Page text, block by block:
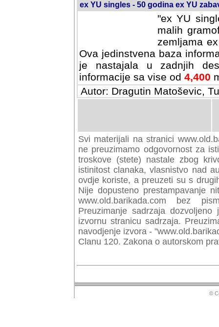
ex YU singles - 50 godina ex YU
"ex YU
malih
zemljama
Ova jedinstvena baza
je nastajala u zadnjih
informacije sa vise od 4,400
Autor: Dragutin Matoševic,
Svi materijali na stranici
preuzimamo odgovornost za
troskove (stete) nastale zbog
istinitost clanaka, vlasnistvo nad
ovdje koriste, a preuzeti su s
Nije dopusteno prestampavanje
www.old.barikada.com bez
Preuzimanje sadrzaja
izvornu stranicu sadrzaja.
navodjenje izvora -
Clanu 120. Zakona o autorskom
©